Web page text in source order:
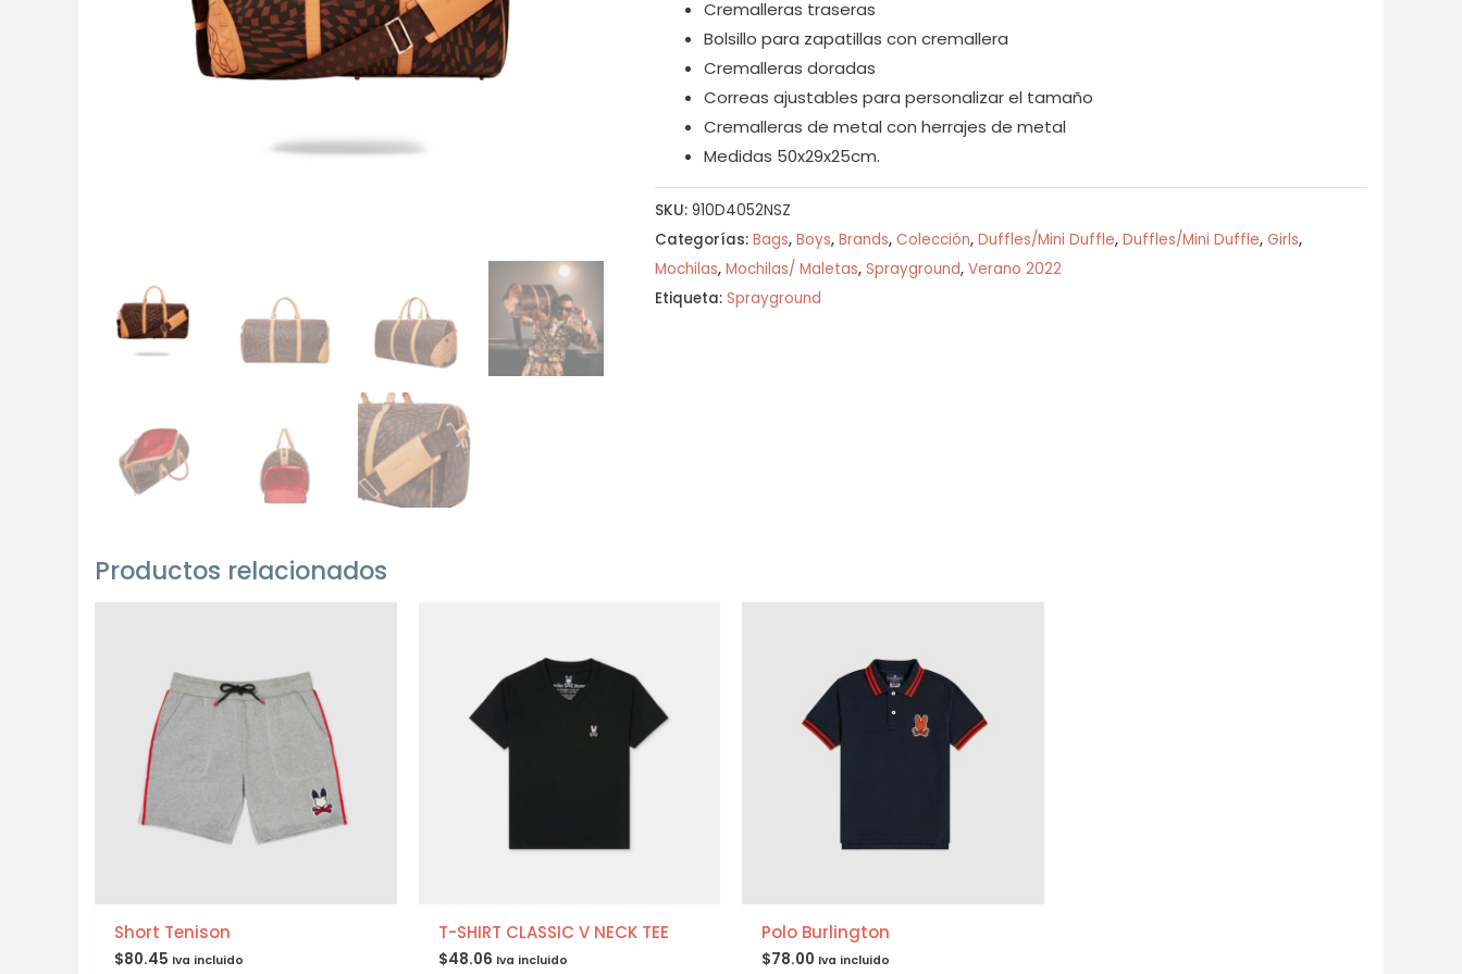
Cremalleras traseras
Bolsillo para zapatillas con cremallera
Cremalleras doradas
Correas ajustables para personalizar el tamaño
Cremalleras de metal con herrajes de metal
Medidas 50x29x25cm.
SKU: 910D4052NSZ
Categorías: Bags, Boys, Brands, Colección, Duffles/Mini Duffle, Duffles/Mini Duffle, Girls,
Mochilas, Mochilas/ Maletas, Sprayground, Verano 2022
Etiqueta: Sprayground
Productos relacionados
Short Tenison
$80.45 Iva incluido
T-SHIRT CLASSIC V NECK TEE
$48.06 Iva incluido
Polo Burlington
$78.00 Iva incluido